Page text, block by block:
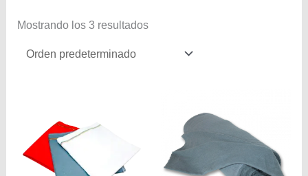
Mostrando los 3 resultados